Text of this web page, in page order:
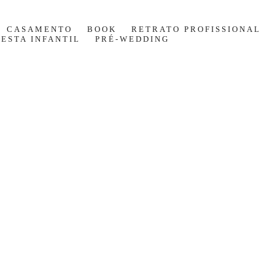
CASAMENTO BOOK
RETRATO PROFISSIONAL
INFANTIL
PRÉ-WEDDING